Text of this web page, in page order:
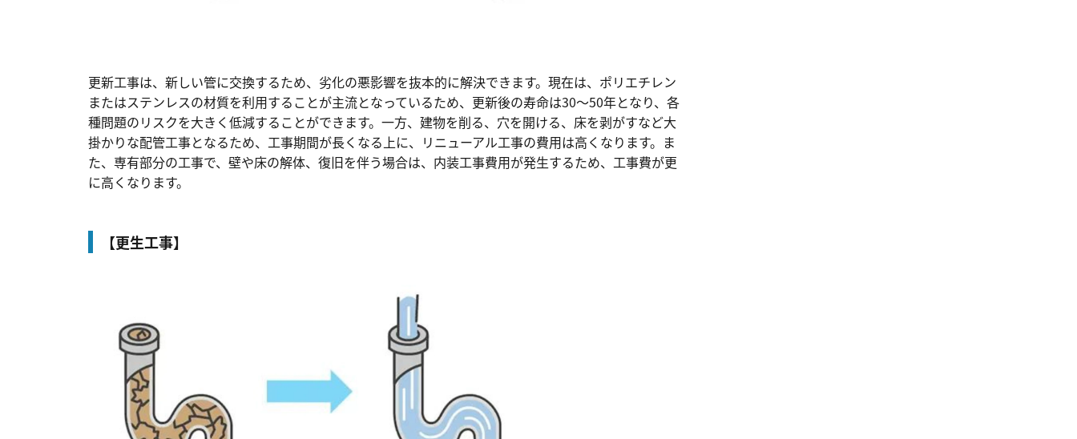
更新工事は、新しい管に交換するため、劣化の悪影響を抜本的に解決できます。現在は、ポリエチレン
またはステンレスの材質を利用することが主流となっているため、更新後の寿命は30～50年となり、各
種問題のリスクを大きく低減することができます。一方、建物を削る、穴を開ける、床を剥がすなど大
掛かりな配管工事となるため、工事期間が長くなる上に、リニューアル工事の費用は高くなります。ま
た、専有部分の工事で、壁や床の解体、復旧を伴う場合は、内装工事費用が発生するため、工事費が更
に高くなります。
【更生工事】